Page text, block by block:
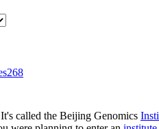
268
It's called the Beijing Genomics